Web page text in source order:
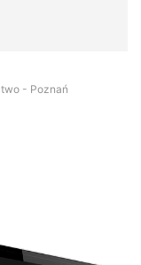
- Poznań